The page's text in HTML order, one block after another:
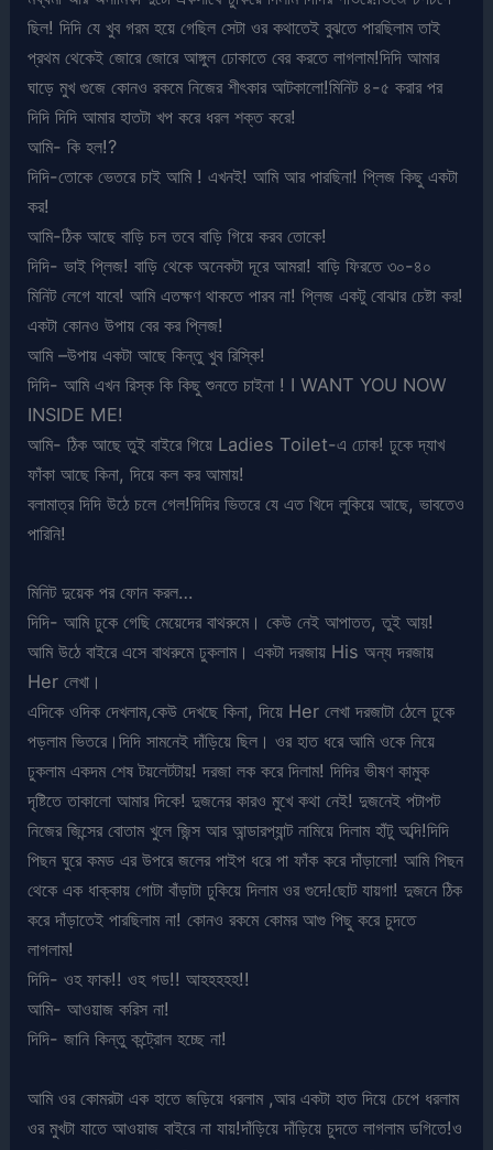
ছিল! দিদি যে খুব গরম হয়ে গেছিল সেটা ওর কথাতেই বুঝতে পারছিলাম তাই
প্রথম থেকেই জোরে জোরে আঙ্গুল ঢোকাতে বের করতে লাগলাম!দিদি আমার
ঘাড়ে মুখ গুজে কোনও রকমে নিজের শীৎকার আটকালো!মিনিট ৪-৫ করার পর
দিদি দিদি আমার হাতটা খপ করে ধরল শক্ত করে!
আমি- কি হল!?
দিদি-তোকে ভেতরে চাই আমি ! এখনই! আমি আর পারছিনা! প্লিজ কিছু একটা
কর!
আমি-ঠিক আছে বাড়ি চল তবে বাড়ি গিয়ে করব তোকে!
দিদি- ভাই প্লিজ! বাড়ি থেকে অনেকটা দূরে আমরা! বাড়ি ফিরতে ৩০-৪০
মিনিট লেগে যাবে! আমি এতক্ষণ থাকতে পারব না! প্লিজ একটু বোঝার চেষ্টা কর!
একটা কোনও উপায় বের কর প্লিজ!
আমি –উপায় একটা আছে কিন্তু খুব রিস্কি!
দিদি- আমি এখন রিস্ক কি কিছু শুনতে চাইনা ! I WANT YOU NOW
INSIDE ME!
আমি- ঠিক আছে তুই বাইরে গিয়ে Ladies Toilet-এ ঢোক! ঢুকে দ্যাখ
ফাঁকা আছে কিনা, দিয়ে কল কর আমায়!
বলামাত্র দিদি উঠে চলে গেল!দিদির ভিতরে যে এত খিদে লুকিয়ে আছে, ভাবতেও
পারিনি!
মিনিট দুয়েক পর ফোন করল…
দিদি- আমি ঢুকে গেছি মেয়েদের বাথরুমে। কেউ নেই আপাতত, তুই আয়!
আমি উঠে বাইরে এসে বাথরুমে ঢুকলাম। একটা দরজায় His অন্য দরজায়
Her লেখা।
এদিকে ওদিক দেখলাম,কেউ দেখছে কিনা, দিয়ে Her লেখা দরজাটা ঠেলে ঢুকে
পড়লাম ভিতরে।দিদি সামনেই দাঁড়িয়ে ছিল। ওর হাত ধরে আমি ওকে নিয়ে
ঢুকলাম একদম শেষ টয়লেটটায়! দরজা লক করে দিলাম! দিদির ভীষণ কামুক
দৃষ্টিতে তাকালো আমার দিকে! দুজনের কারও মুখে কথা নেই! দুজনেই পটাপট
নিজের জিন্সের বোতাম খুলে জিন্স আর আন্ডারপ্যান্ট নামিয়ে দিলাম হাঁটু অব্দি!দিদি
পিছন ঘুরে কমড এর উপরে জলের পাইপ ধরে পা ফাঁক করে দাঁড়ালো! আমি পিছন
থেকে এক ধাক্কায় গোটা বাঁড়াটা ঢুকিয়ে দিলাম ওর গুদে!ছোট যায়গা! দুজনে ঠিক
করে দাঁড়াতেই পারছিলাম না! কোনও রকমে কোমর আগু পিছু করে চুদতে
লাগলাম!
দিদি- ওহ ফাক!! ওহ গড!! আহহহহহ!!
আমি- আওয়াজ করিস না!
দিদি- জানি কিন্তু কন্ট্রোল হচ্ছে না!
আমি ওর কোমরটা এক হাতে জড়িয়ে ধরলাম ,আর একটা হাত দিয়ে চেপে ধরলাম
ওর মুখটা যাতে আওয়াজ বাইরে না যায়!দাঁড়িয়ে দাঁড়িয়ে চুদতে লাগলাম ডগিতে!ও